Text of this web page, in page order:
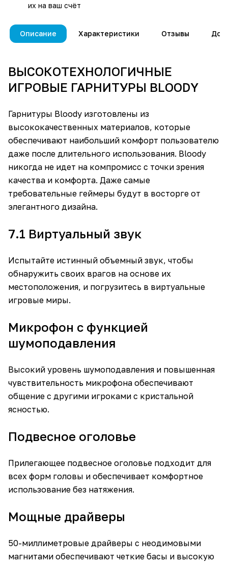
их на ваш счёт
Описание Характеристики Отзывы
ВЫСОКОТЕХНОЛОГИЧНЫЕ
ИГРОВЫЕ ГАРНИТУРЫ BLOODY
Гарнитуры Bloody изготовлены из
высококачественных материалов, которые
обеспечивают наибольший комфорт пользователю
даже после длительного использования. Bloody
никогда не идет на компромисс с точки зрения
качества и комфорта. Даже самые
требовательные геймеры будут в восторге от
элегантного дизайна.
7.1 Виртуальный звук
Испытайте истинный объемный звук, чтобы
обнаружить своих врагов на основе их
местоположения, и погрузитесь в виртуальные
игровые миры.
Микрофон с функцией
шумоподавления
Высокий уровень шумоподавления и повышенная
чувствительность микрофона обеспечивают
общение с другими игроками с кристальной
ясностью.
Подвесное оголовье
Прилегающее подвесное оголовье подходит для
всех форм головы и обеспечивает комфортное
использование без натяжения.
Мощные драйверы
50-миллиметровые драйверы с неодимовыми
магнитами обеспечивают четкие басы и высокую